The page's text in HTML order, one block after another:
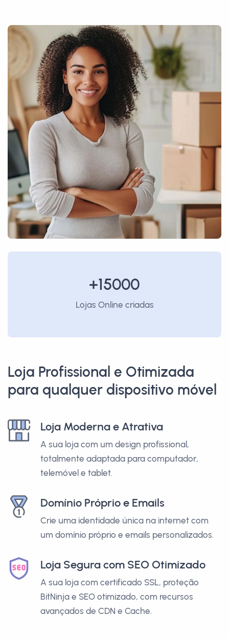
+15000
Lojas Online criadas
Loja Profissional e Otimizada
para qualquer dispositivo móvel
Loja Moderna e Atrativa
A sua loja com um design profissional,
totalmente adaptada para computador,
telemóvel e tablet.
Domínio Próprio e Emails
Crie uma identidade única na internet com
um domínio próprio e emails personalizados.
Loja Segura com SEO Otimizado
A sua loja com certificado SSL, proteção
BitNinja e SEO otimizado, com recursos
avançados de CDN e Cache.